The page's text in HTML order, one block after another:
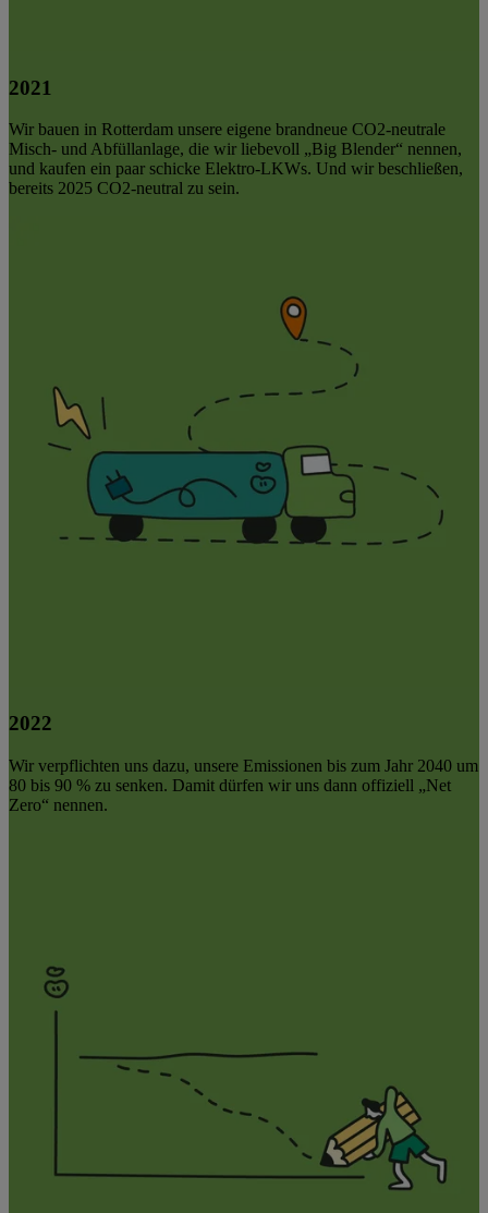
2021
Wir bauen in Rotterdam unsere eigene brandneue CO2-neutrale
Misch- und Abfüllanlage, die wir liebevoll „Big Blender“ nennen,
und kaufen ein paar schicke Elektro-LKWs. Und wir beschließen,
bereits 2025 CO2-neutral zu sein.
2022
Wir verpflichten uns dazu, unsere Emissionen bis zum Jahr 2040 um
80 bis 90 % zu senken. Damit dürfen wir uns dann offiziell „Net
Zero“ nennen.